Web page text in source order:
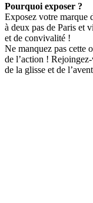
Pourquoi exposer ?
Exposez votre marque
à deux pas de Paris et
et de convivalité !
Ne manquez pas cette
de l’action !
de la glisse et de